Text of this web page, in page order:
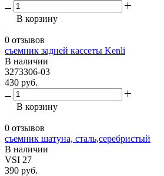
В корзину
0 отзывов
съемник задней кассеты Kenli
В наличии
3273306-03
430 руб.
В корзину
0 отзывов
съемник шатуна, сталь,серебристый
В наличии
VSI 27
390 руб.